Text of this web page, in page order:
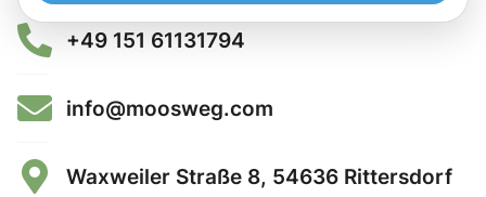
+49 151 61131794
info@moosweg.com
Waxweiler Straße 8, 54636 Rittersdorf